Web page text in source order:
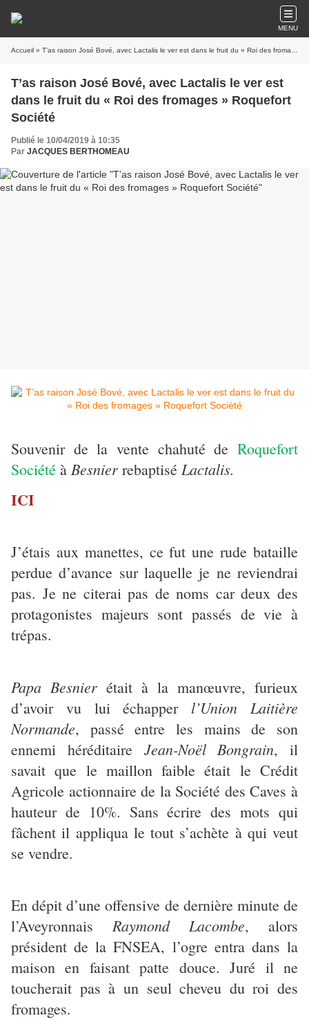
MENU
Accueil » T’as raison José Bové, avec Lactalis le ver est dans le fruit du « Roi des fromages » Roquefort Société
T’as raison José Bové, avec Lactalis le ver est
dans le fruit du « Roi des fromages » Roquefort
Société
Publié le 10/04/2019 à 10:35
Par JACQUES BERTHOMEAU
Souvenir de la vente chahuté de Roquefort
Société à Besnier rebaptisé Lactalis.
ICI
J’étais aux manettes, ce fut une rude bataille
perdue d’avance sur laquelle je ne reviendrai
pas. Je ne citerai pas de noms car deux des
protagonistes majeurs sont passés de vie à
trépas.
Papa Besnier était à la manœuvre, furieux
d’avoir vu lui échapper l’Union Laitière
Normande, passé entre les mains de son
ennemi héréditaire Jean-Noël Bongrain, il
savait que le maillon faible était le Crédit
Agricole actionnaire de la Société des Caves à
hauteur de 10%. Sans écrire des mots qui
fâchent il appliqua le tout s’achète à qui veut
se vendre.
En dépit d’une offensive de dernière minute de
l’Aveyronnais Raymond Lacombe, alors
président de la FNSEA, l’ogre entra dans la
maison en faisant patte douce. Juré il ne
toucherait pas à un seul cheveu du roi des
fromages.